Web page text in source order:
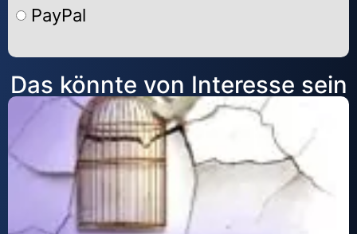
PayPal
Alternative:
Das könnte von Interesse sein